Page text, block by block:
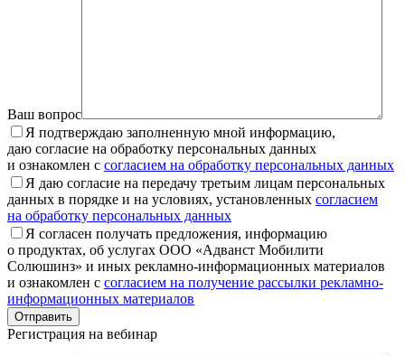
Ваш вопрос
Я подтверждаю заполненную мной информацию,
даю согласие на обработку персональных данных
и ознакомлен с согласием на обработку персональных данных
Я даю согласие на передачу третьим лицам персональных
данных в порядке и на условиях, установленных согласием
на обработку персональных данных
Я согласен получать предложения, информацию
о продуктах, об услугах ООО «Адванст Мобилити
Солюшинз» и иных рекламно-информационных материалов
и ознакомлен с согласием на получение рассылки рекламно-
информационных материалов
Отправить
Регистрация на вебинар